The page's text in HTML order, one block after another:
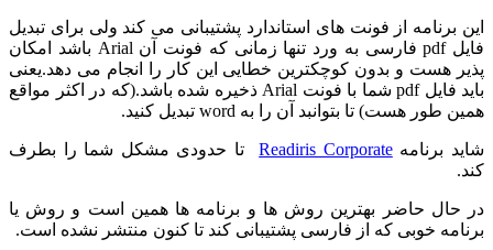
این برنامه از فونت های استاندارد پشتیبانی می کند ولی برای تبدیل
فایل pdf فارسی به ورد تنها زمانی که فونت آن Arial باشد امکان
پذیر هست و بدون کوچکترین خطایی این کار را انجام می دهد.یعنی
باید فایل pdf شما با فونت Arial ذخیره شده باشد.(که در اکثر مواقع
همین طور هست) تا بتوانبد آن را به word تبدیل کنید.
شاید برنامهReadiris Corporateتا حدودی مشکل شما را بطرف
کند.
در حال حاضر بهترین روش ها و برنامه ها همین است و روش یا
برنامه خوبی که از فارسی پشتیبانی کند تا کنون منتشر نشده است.